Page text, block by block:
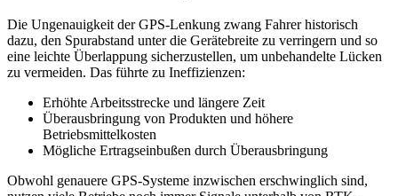
Die Ungenauigkeit der GPS-Lenkung zwang Fahrer historisch
dazu, den Spurabstand unter die Gerätebreite zu verringern und so
eine leichte Überlappung sicherzustellen, um unbehandelte Lücken
zu vermeiden. Das führte zu Ineffizienzen:
Erhöhte Arbeitsstrecke und längere Zeit
Überausbringung von Produkten und höhere
Betriebsmittelkosten
Mögliche Ertragseinbußen durch Überausbringung
Obwohl genauere GPS-Systeme inzwischen erschwinglich sind,